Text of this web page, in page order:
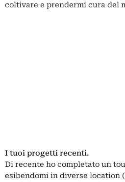
coltivare e prendermi cura del
I tuoi progetti recenti.
Di recente ho completato un
esibendomi in diverse location